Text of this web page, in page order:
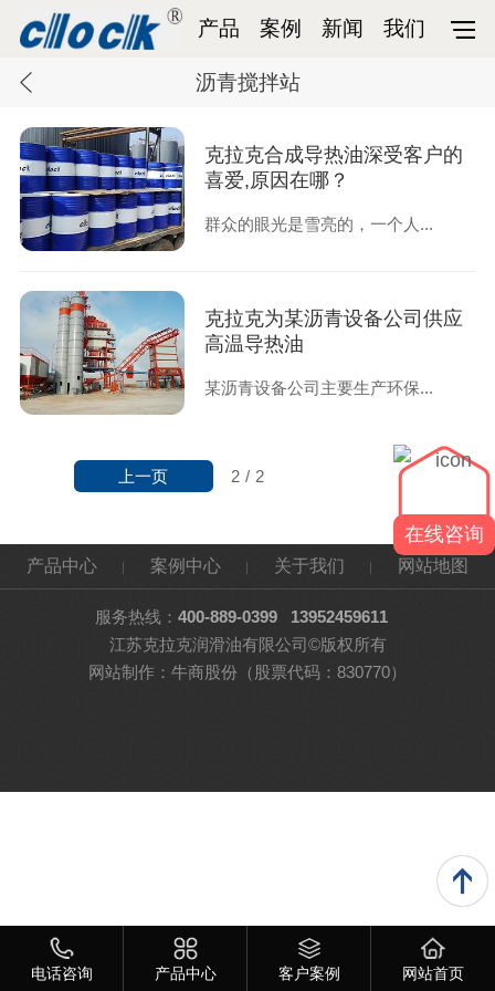
产品 案例 新闻 我们
沥青搅拌站
克拉克合成导热油深受客户的
喜爱,原因在哪？
群众的眼光是雪亮的，一个人...
克拉克为某沥青设备公司供应
高温导热油
某沥青设备公司主要生产环保...
2 / 2
上一页
产品中心 案例中心 关于我们 网站地图
服务热线： 400-889-0399
13952459611
江苏克拉克润滑油有限公司©版权所有
网站制作： 牛商股份 （股票代码：830770）
电话咨询 产品中心 客户案例 网站首页
在线咨询